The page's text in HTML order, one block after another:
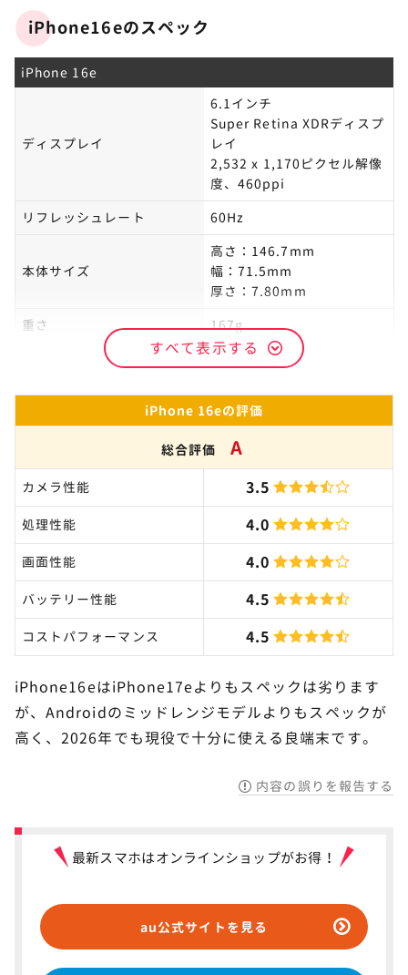
iPhone16eのスペック
iPhone 16e
ディスプレイ
6.1インチ
Super Retina XDRディスプ
レイ
2,532 x 1,170ピクセル解像
度、460ppi
リフレッシュレート
60Hz
本体サイズ
高さ：146.7mm
幅：71.5mm
厚さ：7.80mm
重さ
167g
アウトカメラ
広角：4,800万画素
すべて表示する
iPhone 16eの評価
総合評価 A
カメラ性能 3.5
処理性能 4.0
画面性能 4.0
バッテリー性能 4.5
コストパフォーマンス 4.5
iPhone16eはiPhone17eよりもスペックは劣ります
が、Androidのミッドレンジモデルよりもスペックが
高く、2026年でも現役で十分に使える良端末です。
内容の誤りを報告する
最新スマホはオンラインショップがお得！
au公式サイトを見る